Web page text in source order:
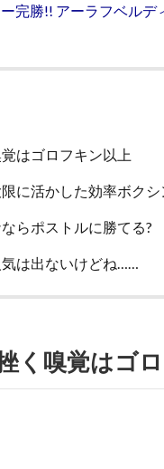
完勝!! アーラフベル
はゴロフキン以上
に活かした効率ボクシ
らポストルに勝てる?
は出ないけどね……
く嗅覚はゴ